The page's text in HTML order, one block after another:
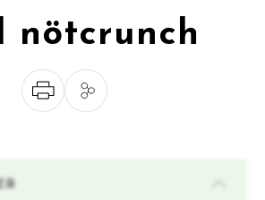
nötcrunch